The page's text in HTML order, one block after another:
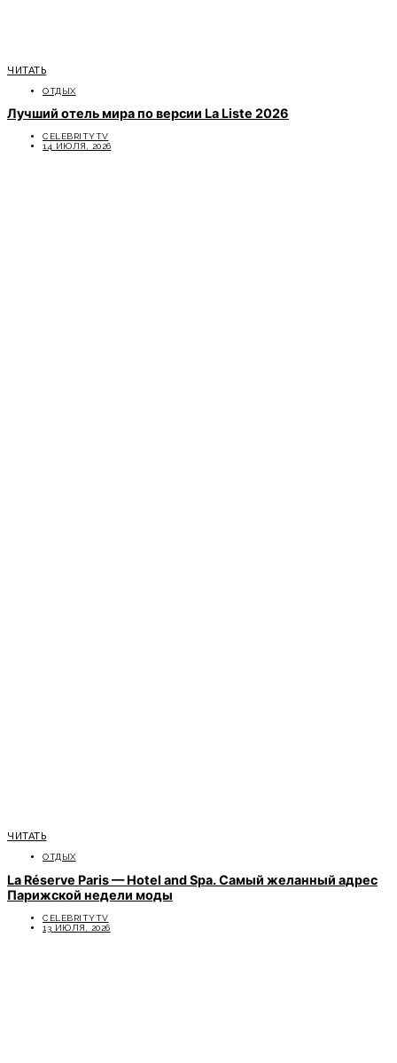
ЧИТАТЬ
ОТДЫХ
Лучший отель мира по версии La Liste 2026
CELEBRITYTV
14 ИЮЛЯ, 2026
ЧИТАТЬ
ОТДЫХ
La Réserve Paris — Hotel and Spa. Самый желанный адрес
Парижской недели моды
CELEBRITYTV
13 ИЮЛЯ, 2026